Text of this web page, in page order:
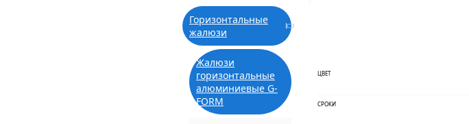
Горизонтальные
жалюзи
Жалюзи
горизонтальные
алюминиевые G-
FORM
ЦВЕТ
СРОКИ